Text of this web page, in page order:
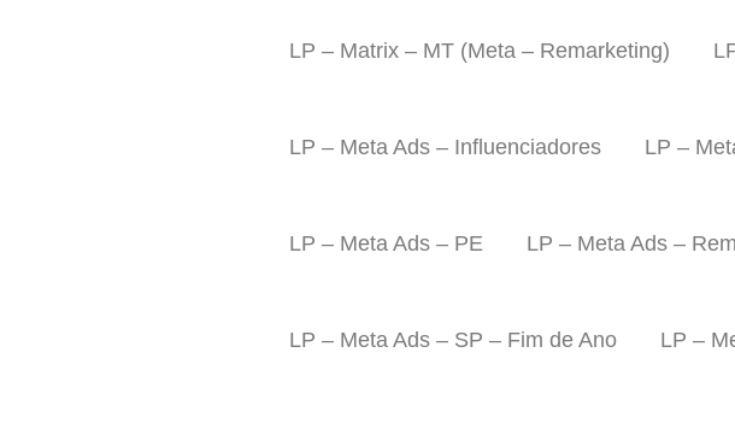
LP – Matrix – MT (Meta – Remarketing)
LP – Meta Ads – Influenciadores LP –
LP – Meta Ads – PE LP – Meta Ads –
LP – Meta Ads – SP – Fim de Ano LP –